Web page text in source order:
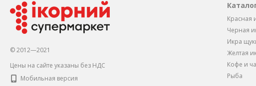
© 2012—2021
Цены на сайте указаны без НДС
Мобильная версия
Красная
Черная
Икра
Желтая
Кофе и
Рыба